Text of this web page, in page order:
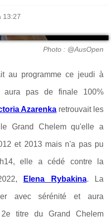
13:27
Photo : @AusOpen
au programme ce jeudi à
pas de finale 100%
Azarenka retrouvait les
le Grand Chelem qu'elle a
et 2013 mais n'a pas pu
elle a cédé contre la
Elena Rybakina. La
avec sérénité et aura
titre du Grand Chelem